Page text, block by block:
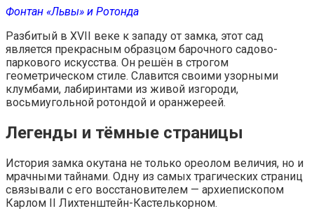
Фонтан «Львы» и Ротонда
Разбитый в XVII веке к западу от замка, этот сад
является прекрасным образцом барочного садово-
паркового искусства. Он решён в строгом
геометрическом стиле. Славится своими узорными
клумбами, лабиринтами из живой изгороди,
восьмиугольной ротондой и оранжереей.
Легенды и тёмные страницы
История замка окутана не только ореолом величия, но и
мрачными тайнами. Одну из самых трагических страниц
связывали с его восстановителем — архиепископом
Карлом II Лихтенштейн-Кастелькорном.